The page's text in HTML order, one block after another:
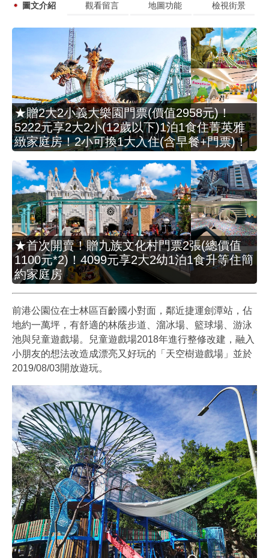
圖文介紹 觀看留言 地圖功能 檢視街景
★贈2大2小義大樂園門票(價值2958元)！
5222元享2大2小(12歲以下)1泊1食住菁英雅
緻家庭房！2小可換1大入住(含早餐+門票)！
★首次開賣！贈九族文化村門票2張(總價值
1100元*2)！4099元享2大2幼1泊1食升等住簡
約家庭房
前港公園位在士林區百齡國小對面，鄰近捷運劍潭站，佔
地約一萬坪，有舒適的林蔭步道、溜冰場、籃球場、游泳
池與兒童遊戲場。兒童遊戲場2018年進行整修改建，融入
小朋友的想法改造成漂亮又好玩的「天空樹遊戲場」並於
2019/08/03開放遊玩。